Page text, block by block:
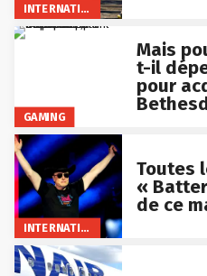
INTERNATIONAL
GAMING
Mais
t-il
pour
INTERNATIONAL
Toutes
«
de ce